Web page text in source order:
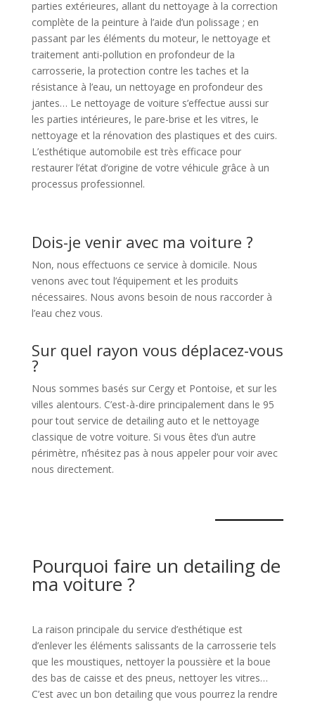
parties extérieures, allant du nettoyage à la correction
complète de la peinture à l’aide d’un polissage ; en
passant par les éléments du moteur, le nettoyage et
traitement anti-pollution en profondeur de la
carrosserie, la protection contre les taches et la
résistance à l’eau, un nettoyage en profondeur des
jantes… Le nettoyage de voiture s’effectue aussi sur
les parties intérieures, le pare-brise et les vitres, le
nettoyage et la rénovation des plastiques et des cuirs.
L’esthétique automobile est très efficace pour
restaurer l’état d’origine de votre véhicule grâce à un
processus professionnel.
Dois-je venir avec ma voiture ?
Non, nous effectuons ce service à domicile. Nous
venons avec tout l’équipement et les produits
nécessaires. Nous avons besoin de nous raccorder à
l’eau chez vous.
Sur quel rayon vous déplacez-vous
?
Nous sommes basés sur Cergy et Pontoise, et sur les
villes alentours. C’est-à-dire principalement dans le 95
pour tout service de detailing auto et le nettoyage
classique de votre voiture. Si vous êtes d’un autre
périmètre, n’hésitez pas à nous appeler pour voir avec
nous directement.
Pourquoi faire un detailing de
ma voiture ?
La raison principale du service d’esthétique est
d’enlever les éléments salissants de la carrosserie tels
que les moustiques, nettoyer la poussière et la boue
des bas de caisse et des pneus, nettoyer les vitres…
C’est avec un bon detailing que vous pourrez la rendre